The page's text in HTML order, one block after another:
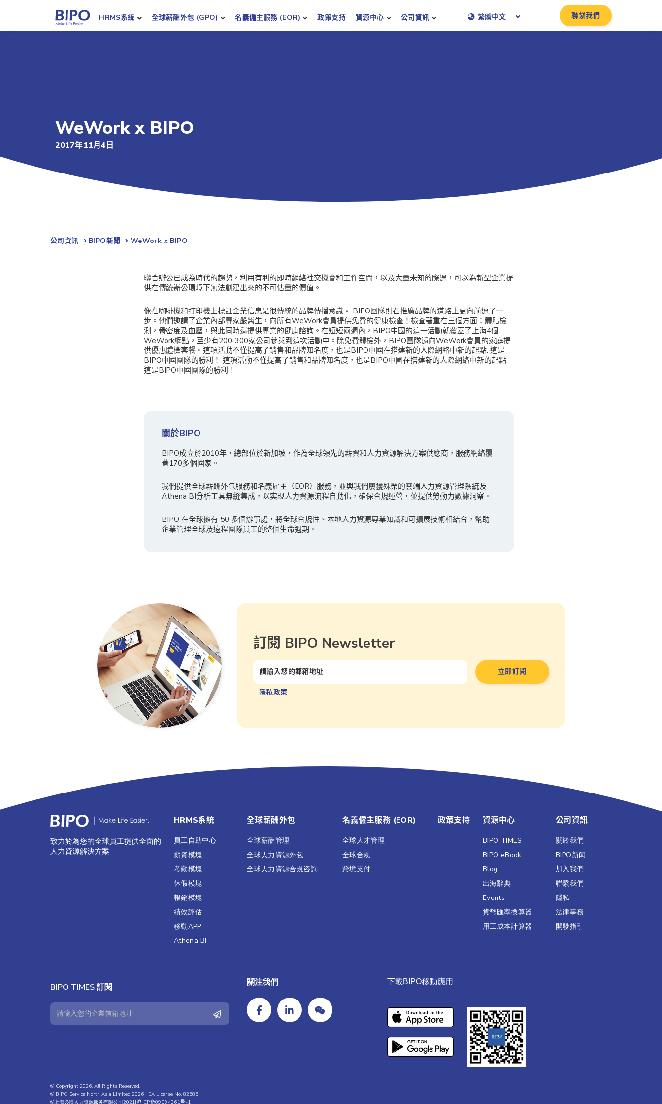
HRMS系統 全球薪酬外包 (GPO) 名義僱主服務 (EOR) 政策支持 資源中心 公司資訊 繁體中文 聯繫我們
WeWork x BIPO
2017年11月4日
公司資訊 BIPO新聞​ WeWork x BIPO
聯合辦公已成為時代的趨勢，利用有利的即時網絡社交機會和工作空間，以及大量未知的際遇，可以為新型企業提
供在傳統辦公環境下無法創建出來的不可估量的價值。
像在咖啡機和打印機上標註企業信息是很傳統的品牌傳播意識。 BIPO團隊則在推廣品牌的道路上更向前邁了一
步。他們邀請了企業內部專家嚴醫生，向所有WeWork會員提供免費的健康檢查！檢查著重在三個方面：體脂檢
測，骨密度及血壓，與此同時還提供專業的健康諮詢。在短短兩週內，BIPO中國的這一活動就覆蓋了上海4個
WeWork網點，至少有200-300家公司參與到這次活動中。除免費體檢外，BIPO團隊還向WeWork會員的家庭提
供優惠體檢套餐。這項活動不僅提高了銷售和品牌知名度，也是BIPO中國在搭建新的人際網絡中新的起點. 這是
BIPO中國團隊的勝利！ 這項活動不僅提高了銷售和品牌知名度，也是BIPO中國在搭建新的人際網絡中新的起點.
這是BIPO中國團隊的勝利！
關於BIPO
BIPO成立於2010年，總部位於新加坡，作為全球領先的薪資和人力資源解決方案供應商，服務網絡覆
蓋170多個國家。
我們提供全球薪酬外包服務和名義雇主（EOR）服務，並與我們屢獲殊榮的雲端人力資源管理系統及
Athena BI分析工具無縫集成，以实现人力資源流程自動化，確保合規運營，並提供勞動力數據洞察。
BIPO 在全球擁有 50 多個辦事處，將全球合規性、本地人力資源專業知識和可擴展技術相結合，幫助
企業管理全球及遠程團隊員工的整個生命週期。
訂閱 BIPO Newsletter
隱私政策
致力於為您的全球員工提供全面的
人力資源解決方案
HRMS系統
員工自助中心
薪資模塊
考勤模塊
休假模塊
報銷模塊
績效評估​
移動APP
Athena BI
全球薪酬外包
全球薪酬管理
全球人力資源外包
全球人力資源合規咨詢
名義僱主服務 (EOR)
全球人才管理
全球合规
跨境支付
政策支持 資源中心
BIPO TIMES
BIPO eBook
Blog
出海辭典
Events
貨幣匯率換算器
用工成本計算器
公司資訊
關於我們
BIPO新闻​
加入我們
聯繫我們​
隱私
法律事務
開發指引
BIPO TIMES 訂閱 關注我們 下載BIPO移動應用
© Copyright 2026. All Rights Reserved.
© BIPO Service North Asia Limited 2026 | EA License No. 82585
©上海必博人力资源服务有限公司2021|沪ICP备09094361号-1